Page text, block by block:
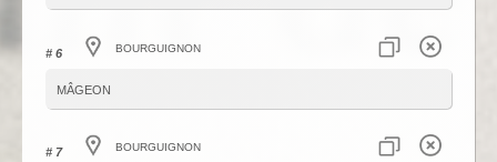
# 6 Bourguignon
mâgeon
# 7 Bourguignon